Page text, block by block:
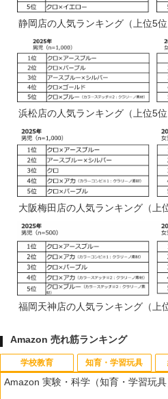
静岡店の人気ランキング（上位5位
浜松店の人気ランキング（上位5位
大阪梅田店の人気ランキング（上
福岡天神店の人気ランキング（上
Amazon 売れ筋ランキング
学校教育 知育・学習玩具
Amazon 実験・科学（知育・学習玩